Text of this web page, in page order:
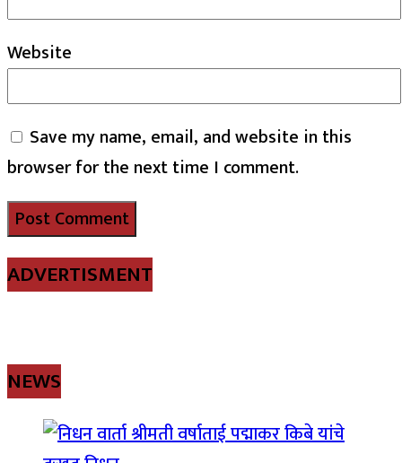
Website
Save my name, email, and website in this
browser for the next time I comment.
ADVERTISMENT
NEWS